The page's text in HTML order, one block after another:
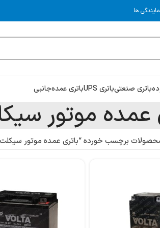
ها
باتری صنعتیباتری UPS باتری عمدهجانبی
عمده موتور
برچسب خورده “باتری عمده موتور سیکلت